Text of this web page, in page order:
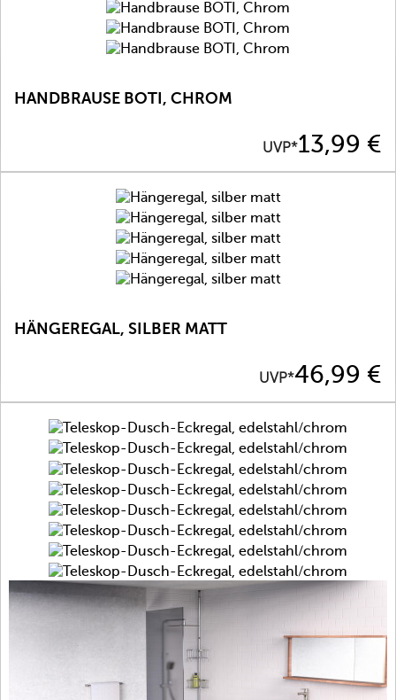
HANDBRAUSE BOTI, CHROM
Preis
UVP*13,99 €
HÄNGEREGAL, SILBER MATT
Preis
UVP*46,99 €